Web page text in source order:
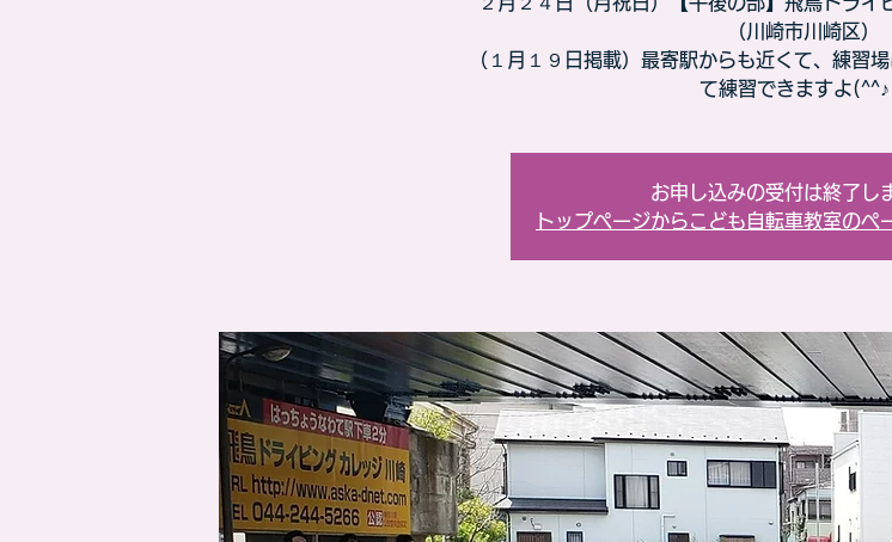
（川崎市川崎区）
（１月１９日掲載）最寄駅からも近くて、練習
て練習できますよ
お申し込みの受付は終了し
トップページからこども自転車教室のペ